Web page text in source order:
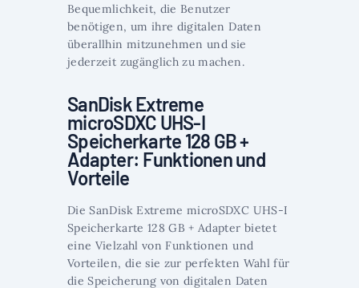
Bequemlichkeit, die Benutzer
benötigen, um ihre digitalen Daten
überallhin mitzunehmen und sie
jederzeit zugänglich zu machen.
SanDisk Extreme
microSDXC UHS-I
Speicherkarte 128 GB +
Adapter: Funktionen und
Vorteile
Die SanDisk Extreme microSDXC UHS-I
Speicherkarte 128 GB + Adapter bietet
eine Vielzahl von Funktionen und
Vorteilen, die sie zur perfekten Wahl für
die Speicherung von digitalen Daten